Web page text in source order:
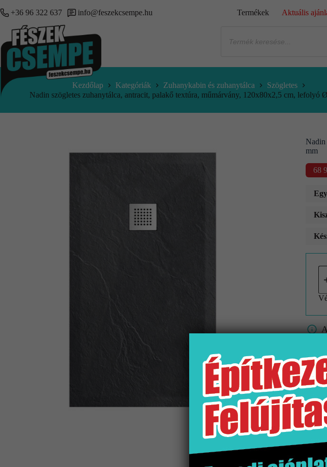
+36 96 322 637 info@feszekcsempe.hu Termékek Aktuális
Kezdőlap Kategóriák Zuhanykabin és zuhanytálca
Szögletes
Nadin szögletes zuhanytálca, antracit, palakő textúra, műmárvány, 120x80x2,5 cm, lefolyó
Nadin
mm
68